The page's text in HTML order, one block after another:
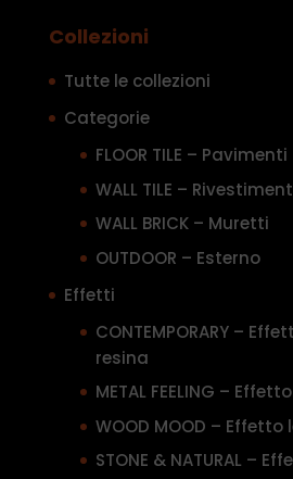
Collezioni
Tutte le collezioni
Categorie
FLOOR TILE – Pavimenti
WALL TILE –
WALL BRICK – Muretti
OUTDOOR – Esterno
Effetti
CONTEMPORARY –
resina
METAL FEELING –
WOOD MOOD – Effetto
STONE & NATURAL –